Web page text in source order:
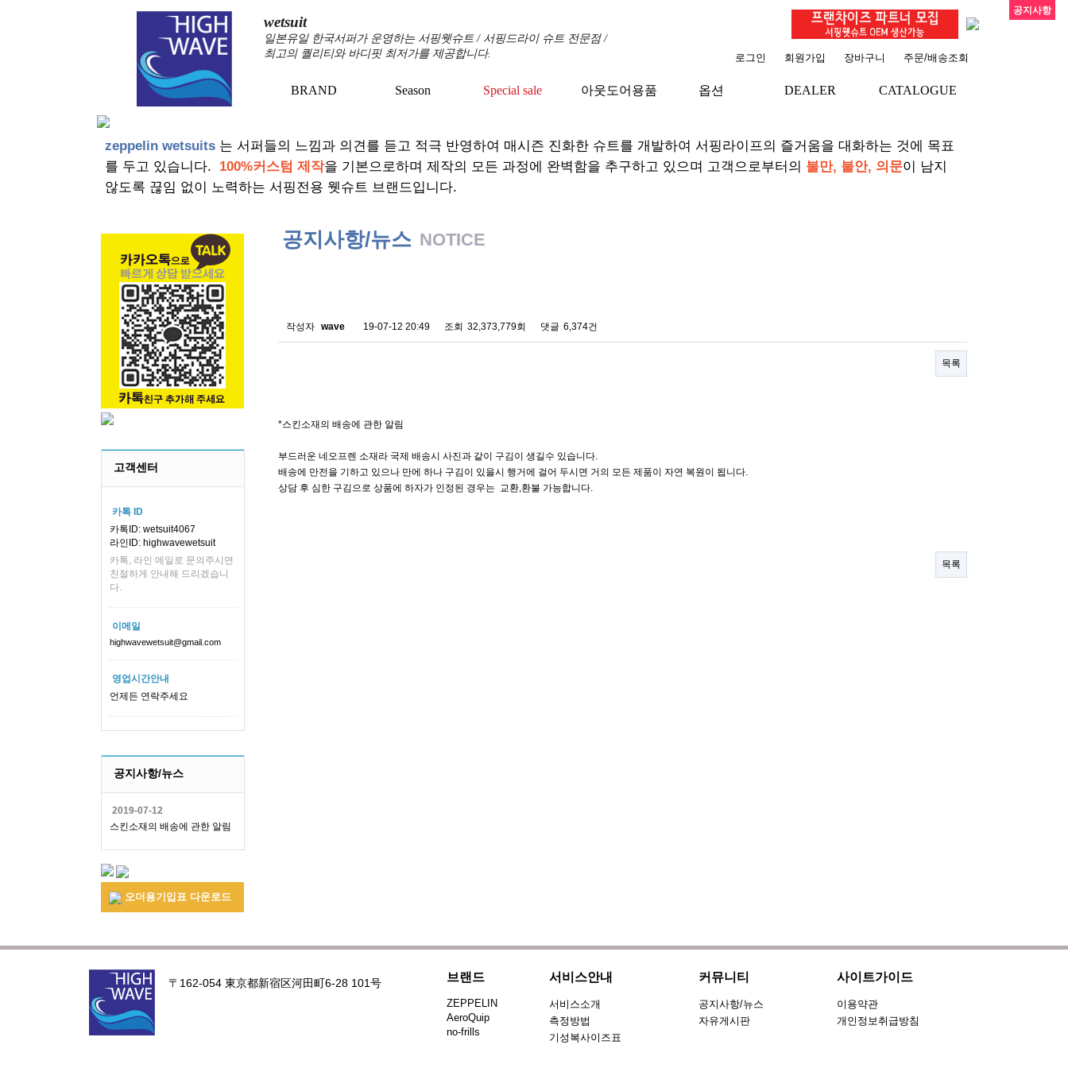
wetsuit
일본유일 한국서퍼가 운영하는 서핑웻슈트 / 서핑드라이 슈트 전문점 /
최고의 퀄리티와 바디핏 최저가를 제공합니다.
로그인 회원가입 장바구니 주문/배송조회
BRAND
Season
Special sale
아웃도어용품
옵션
DEALER
CATALOGUE
zeppelin wetsuits 는 서퍼들의 느낌과 의견를 듣고 적극 반영하여 매시즌 진화한 슈트를 개발하여 서핑라이프의 즐거움을 대화하는 것에 목표
를 두고 있습니다. 100%커스텀 제작을 기본으로하며 제작의 모든 과정에 완벽함을 추구하고 있으며 고객으로부터의 불만, 불안, 의문이 남지
않도록 끊임 없이 노력하는 서핑전용 웻슈트 브랜드입니다.
고객센터
카톡 ID
카톡ID: wetsuit4067
라인ID: highwavewetsuit
카톡, 라인 메일로 문의주시면
친절하게 안내해 드리겠습니
다.
이메일
highwavewetsuit@gmail.com
영업시간안내
언제든 연락주세요
공지사항/뉴스
2019-07-12
스킨소재의 배송에 관한 알림
오더용기입표 다운로드
공지사항/뉴스 NOTICE
공지사항
작성자 wave 19-07-12 20:49 조회 32,373,779회 댓글 6,374건
목록
*스킨소재의 배송에 관한 알림
부드러운 네오프렌 소재라 국제 배송시 사진과 같이 구김이 생길수 있습니다.
배송에 만전을 기하고 있으나 만에 하나 구김이 있을시 행거에 걸어 두시면 거의 모든 제품이 자연 복원이 됩니다.
상담 후 심한 구김으로 상품에 하자가 인정된 경우는 교환,환불 가능합니다.
목록
〒162-054 東京都新宿区河田町6-28 101号 브랜드
ZEPPELIN
AeroQuip
no-frills
서비스안내
서비스소개
측정방법
기성복사이즈표
커뮤니티
공지사항/뉴스
자유게시판
사이트가이드
이용약관
개인정보취급방침